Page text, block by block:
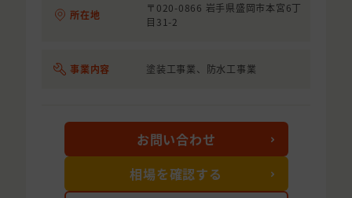
所在地
〒020-0866 岩手県盛岡市本宮6丁
目31-2
事業内容 塗装工事業、防水工事業
お問い合わせ
相場を確認する